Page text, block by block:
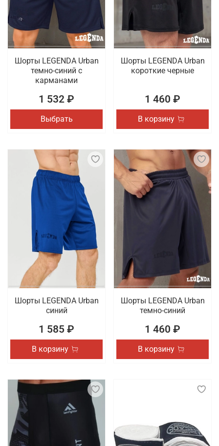
оригинальные модели, выпуском которых
занимаются проверенные бренды. Гарантируется
быстрая доставка оформленных онлайн покупок
по Новосибирску.
Шорты LEGENDA Urban
темно-синий с
карманами
1 532 ₽
Выбрать
Шорты LEGENDA Urban
короткие черные
1 460 ₽
В корзину
Шорты LEGENDA Urban
синий
1 585 ₽
В корзину
Шорты LEGENDA Urban
темно-синий
1 460 ₽
В корзину